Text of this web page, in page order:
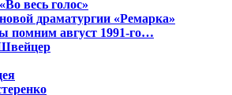
весь голос»
драматургии «Ремарка»
помним август 1991-го…